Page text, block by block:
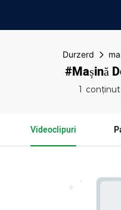
Durzerd
#mașină
1 conținut
Videoclipuri